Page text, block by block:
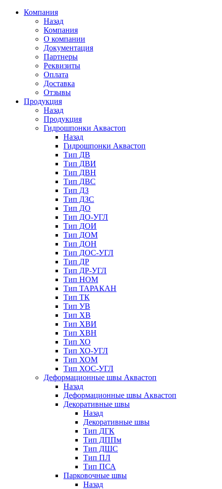
Компания
Назад
Компания
О компании
Документация
Партнеры
Реквизиты
Оплата
Доставка
Отзывы
Продукция
Назад
Продукция
Гидрошпонки Аквастоп
Назад
Гидрошпонки Аквастоп
Тип ДВ
Тип ДВИ
Тип ДВН
Тип ДВС
Тип ДЗ
Тип ДЗС
Тип ДО
Тип ДО-УГЛ
Тип ДОИ
Тип ДОМ
Тип ДОН
Тип ДОС-УГЛ
Тип ДР
Тип ДР-УГЛ
Тип НОМ
Тип ТАРАКАН
Тип ТК
Тип УВ
Тип ХВ
Тип ХВИ
Тип ХВН
Тип ХО
Тип ХО-УГЛ
Тип ХОМ
Тип ХОС-УГЛ
Деформационные швы Аквастоп
Назад
Деформационные швы Аквастоп
Декоративные швы
Назад
Декоративные швы
Тип ДГК
Тип ДППм
Тип ДШС
Тип ПЛ
Тип ПСА
Парковочные швы
Назад